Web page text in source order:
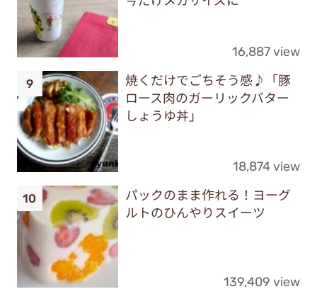
16,887 view
焼くだけでごちそう感♪「豚
ロース肉のガーリックバター
しょうゆ丼」
18,874 view
パックのまま作れる！ヨーグ
ルトのひんやりスイーツ
139,409 view